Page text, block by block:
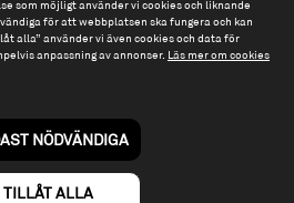
Spiltan Fonder AB
Riddargatan 17
114 57 Stockholm
08 - 545 813 40
som möjligt använder vi cookies och liknande
för att webbplatsen ska fungera och kan
alla” använder vi även cookies och data för
anpassning av annonser. Läs mer om cookies
NÖDVÄNDIGA
TILLÅT ALLA